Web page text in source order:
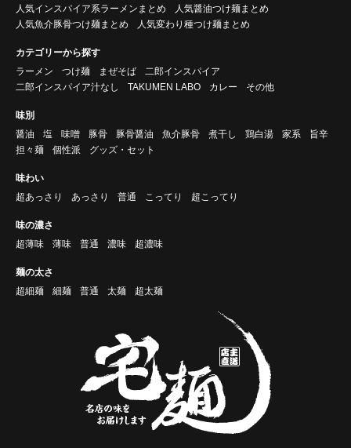
人気インスパイア系ラーメンまとめ
人気醤油つけ麺まとめ
人気魚介豚骨つけ麺まとめ
人気変わり種つけ麺まとめ
カテゴリーから探す
ラーメン
つけ麺 まぜそば
二郎インスパイア
二郎インスパイア汁なし
TAKUMEN LABO カレー その他
味別
醤油
塩 味噌 豚骨 豚骨醤油 魚介豚骨 煮干し 鶏白湯 家系
旨辛
担々麺
個性派 グッズ・セット
味わい
超あっさり
あっさり 普通 こってり 超こってり
味の濃さ
超薄味
薄味 普通 濃味 超濃味
麺の太さ
超細麺
細麺 普通 太麺 超太麺